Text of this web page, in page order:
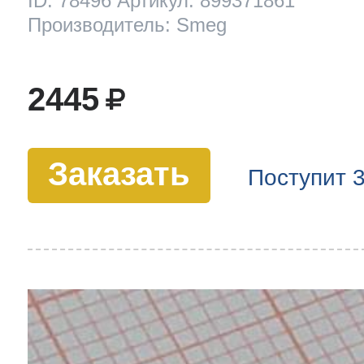
Производитель: Smeg
2445
Заказать Поступит